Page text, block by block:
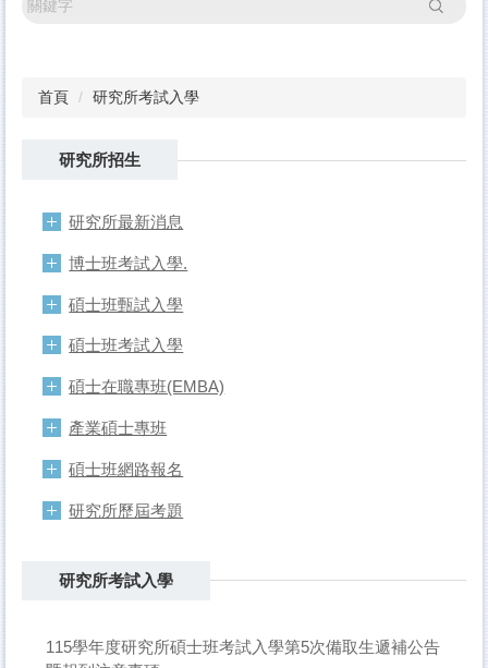
搜尋
首頁 研究所考試入學
研究所招生
研究所最新消息
博士班考試入學.
碩士班甄試入學
碩士班考試入學
碩士在職專班(EMBA)
產業碩士專班
碩士班網路報名
研究所歷屆考題
研究所考試入學
115學年度研究所碩士班考試入學第5次備取生遞補公告